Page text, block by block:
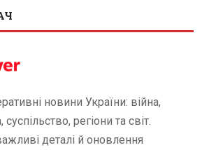
новини України: війна,
регіони та світ.
деталі й оновлення